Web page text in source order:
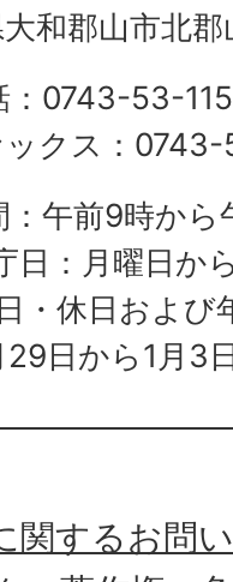
和郡山市北
：0743-53-
ックス：
：午前9時か
日：月曜日か
・休日および
29日から1月3
関するお問